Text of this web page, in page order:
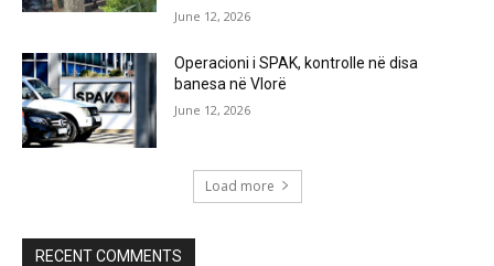
June 12, 2026
Operacioni i SPAK, kontrolle në disa
banesa në Vlorë
June 12, 2026
Load more
RECENT COMMENTS